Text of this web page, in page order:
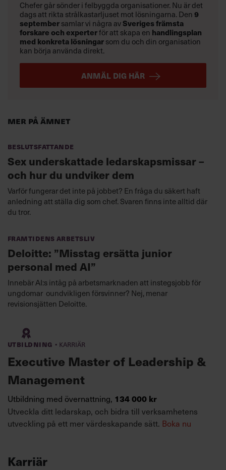
10. Lagerpersonal
Mer på ämnet
Beslutsfattande
Sex underskattade ledarskapsmissar –
och hur du undviker dem
Varför fungerar det inte på jobbet? En fråga du säkert haft
anledning att ställa dig som chef. Svaren finns inte alltid där
du tror.
Framtidens arbetsliv
Deloitte: ”Misstag ersätta junior
personal med AI”
Innebär AI:s intåg på arbetsmarknaden att instegsjobb för
ungdomar oundvikligen försvinner? Nej, menar
revisionsjätten Deloitte.
Utbildning · Karriär
Executive Master of Leadership &
Management
Utbildning med övernattning, 134 000 kr
Utveckla ditt ledarskap, och bidra till verksamhetens
utveckling på ett mer värdeskapande sätt. Boka nu
Chefer går sönder i felbyggda organisationer. Nu är det
dags att rikta strålkastarljuset mot lösningarna. Den9
septembersamlar vi några avSveriges främsta
forskare och experterför att skapa en handlingsplan
med konkreta lösningarsom du och din organisation
kan börja använda direkt.
ANMÄL DIG HÄR
Karriär